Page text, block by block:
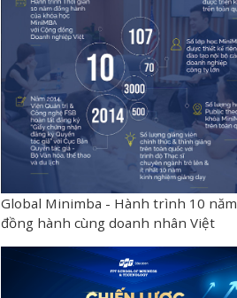
Global Minimba - Hành trình 10 năm
đồng hành cùng doanh nhân Việt